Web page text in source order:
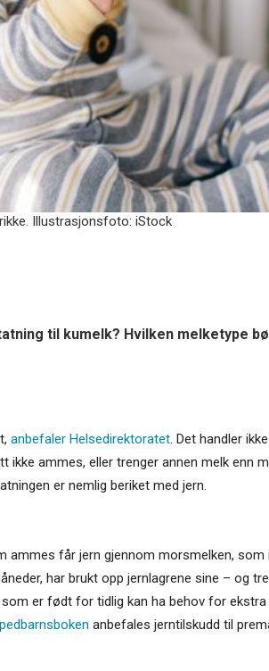
Illustrasjonsfoto: iStock
til kumelk? Hvilken melketype
anbefaler Helsedirektoratet. Det handler
ammes, eller trenger annen melk enn
er nemlig beriket med jern.
ammes får jern gjennom morsmelken,
har brukt opp jernlagrene sine – og
er født for tidlig kan ha behov for
anbefales jerntilskudd til